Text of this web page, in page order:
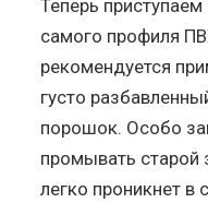
Теперь
самого профиля
рекомендуется
густо
порошок. Особо
промывать старой
легко проникнет